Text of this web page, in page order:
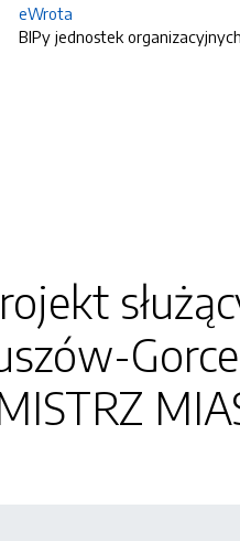
eWrota
BIPy jednostek